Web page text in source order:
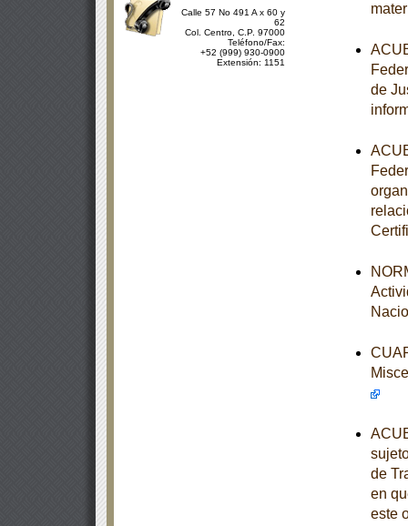
Calle 57 No 491 A x 60 y
62
Col. Centro, C.P. 97000
Teléfono/Fax:
+52 (999) 930-0900
Extensión: 1151
de
de
en
este